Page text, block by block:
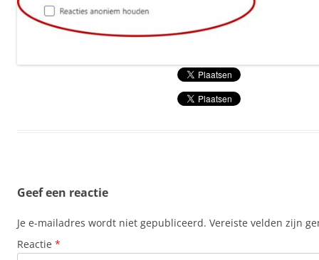
Geef een reactie
Je e-mailadres wordt niet gepubliceerd. Vereiste velden zijn
Reactie *